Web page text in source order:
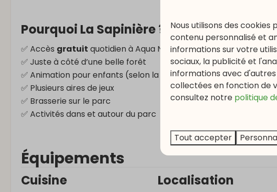
Pourquoi La Sapinière ?
✅ Accès gratuit quotidien à Aqua Nat’Our (3 heures/jour)
✅ Juste à côté d’une belle forêt
✅ Animation pour enfants (selon la saison)
✅ Plusieurs aires de jeux
✅ Brasserie sur le parc
✅ Activités dans et autour du parc
Équipements
Cuisine Localisation
Nous utilisons des
contenu personnalisé et
informations sur votre
sociaux, la publicité et
informations avec
collectées en fonction de
consultez notre politique
Tout accepter